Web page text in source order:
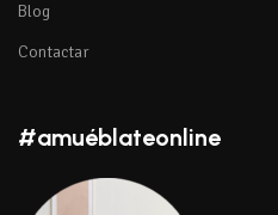
Blog
Contactar
#amuéblateonline